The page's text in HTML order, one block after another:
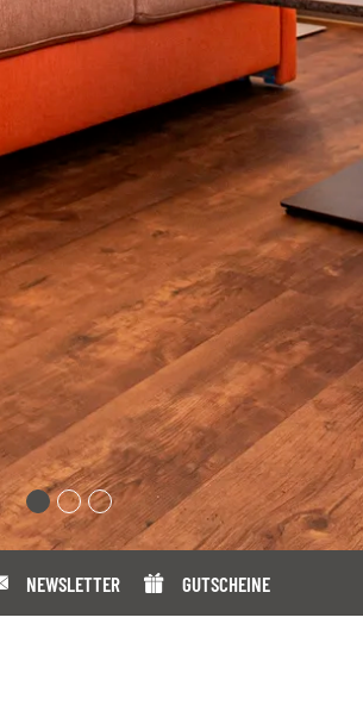
NEWSLETTER GUTSCHEINE